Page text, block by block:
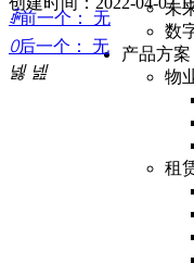
未
数
产品方案
物
租
ꄴ前一个：
无
ꄲ后一个：
无
넳 넲